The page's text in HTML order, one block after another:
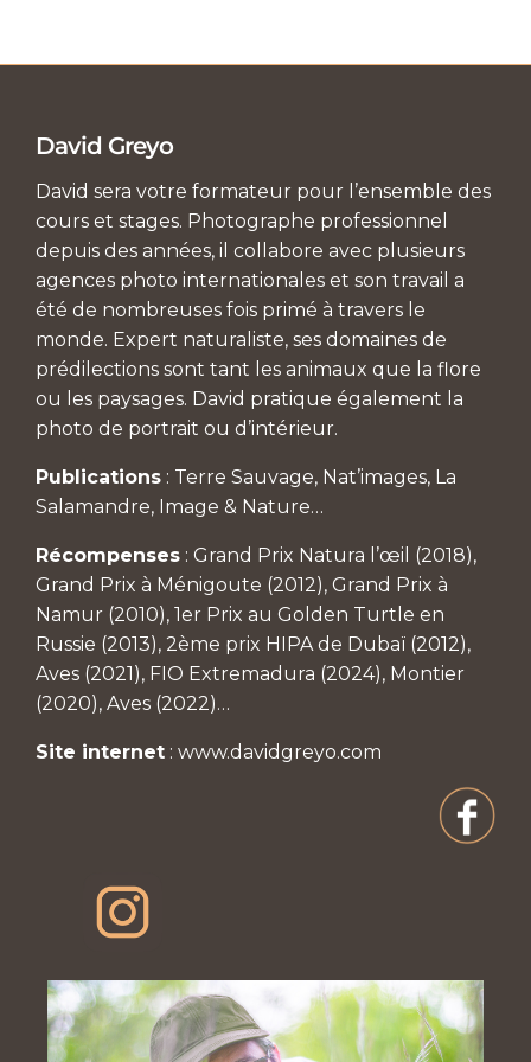
David Greyo
David sera votre formateur pour l’ensemble des
cours et stages. Photographe professionnel
depuis des années, il collabore avec plusieurs
agences photo internationales et son travail a
été de nombreuses fois primé à travers le
monde. Expert naturaliste, ses domaines de
prédilections sont tant les animaux que la flore
ou les paysages. David pratique également la
photo de portrait ou d’intérieur.
Publications : Terre Sauvage, Nat’images, La
Salamandre, Image & Nature…
Récompenses : Grand Prix Natura l’œil (2018),
Grand Prix à Ménigoute (2012), Grand Prix à
Namur (2010), 1er Prix au Golden Turtle en
Russie (2013), 2ème prix HIPA de Dubaï (2012),
Aves (2021), FIO Extremadura (2024), Montier
(2020), Aves (2022)…
Site internet : www.davidgreyo.com